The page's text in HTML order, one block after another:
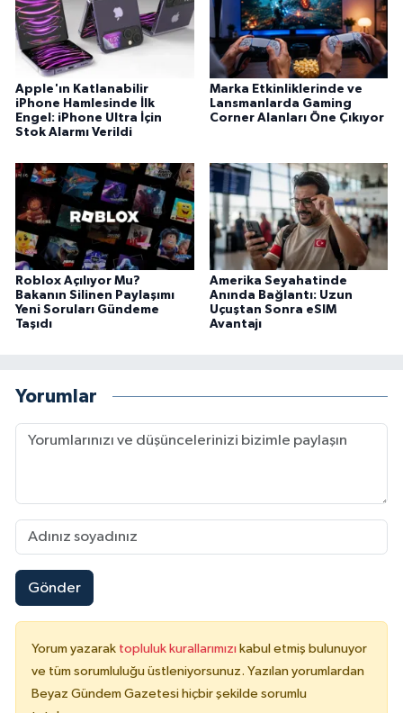
Apple'ın Katlanabilir
iPhone Hamlesinde İlk
Engel: iPhone Ultra İçin
Stok Alarmı Verildi
Marka Etkinliklerinde ve
Lansmanlarda Gaming
Corner Alanları Öne Çıkıyor
Roblox Açılıyor Mu?
Bakanın Silinen Paylaşımı
Yeni Soruları Gündeme
Taşıdı
Amerika Seyahatinde
Anında Bağlantı: Uzun
Uçuştan Sonra eSIM
Avantajı
Yorumlar
Gönder
Yorum yazarak topluluk kurallarımızı kabul etmiş bulunuyor
ve tüm sorumluluğu üstleniyorsunuz. Yazılan yorumlardan
Beyaz Gündem Gazetesi hiçbir şekilde sorumlu